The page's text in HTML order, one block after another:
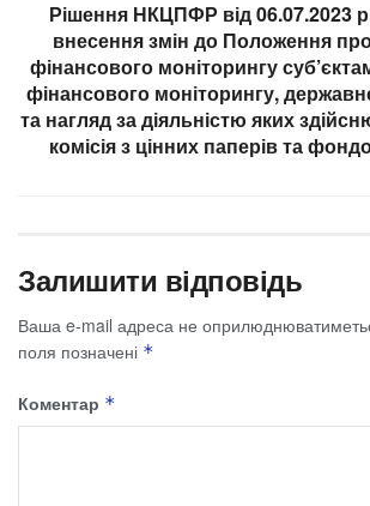
Рішення НКЦПФР від 06.07.2023
внесення змін до Положення
фінансового моніторингу
фінансового моніторингу,
та нагляд за діяльністю яких
комісія з цінних паперів та
Залишити відповідь
Ваша e-mail адреса не
поля позначені *
Коментар *